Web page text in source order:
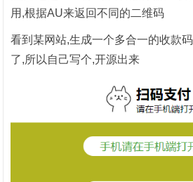
用,根据AU来返回不同的二维码
看到某网站,生成一个多合一的收款
了,所以自己写个,开源出来